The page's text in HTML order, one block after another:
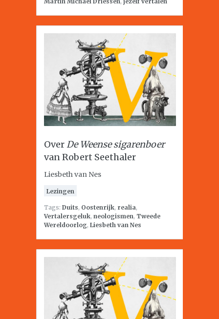
OverDe Weense sigarenboer
van Robert Seethaler
Liesbeth van Nes
Lezingen
Tags: Duits, Oostenrijk, realia,
Vertalersgeluk, neologismen, Tweede
Wereldoorlog, Liesbeth van Nes